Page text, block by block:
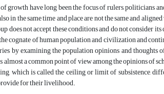
growth have long been the focus of rulers, politicians
in the same time and place are not the same and
does not accept these conditions and do not consider
cognate of human population and civilization and
by examining the population opinions and thoughts
almost a common point of view among the opinions of
which is called the ceiling or limit of subsistence,
for their livelihood.